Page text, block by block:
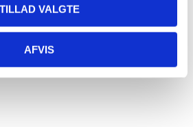
TILLAD VALGTE
AFVIS